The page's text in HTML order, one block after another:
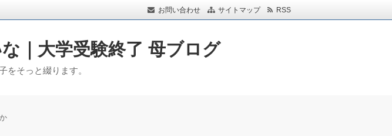
お問い合わせ サイトマップ RSS
｜大学受験終了 母ブログ
をそっと綴ります。